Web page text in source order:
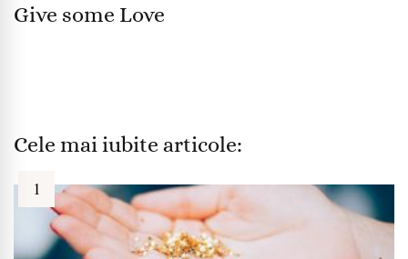
Give some Love
Cele mai iubite articole: